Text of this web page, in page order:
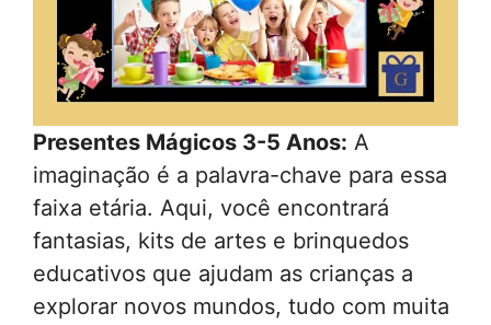
Presentes Mágicos 3-5 Anos: A
imaginação é a palavra-chave para essa
faixa etária. Aqui, você encontrará
fantasias, kits de artes e brinquedos
educativos que ajudam as crianças a
explorar novos mundos, tudo com muita